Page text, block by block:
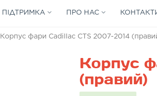
ПІДТРИМКА ПРО НАС
Корпус фари Cadillac CTS 2007-2014
Корпус
(правий)